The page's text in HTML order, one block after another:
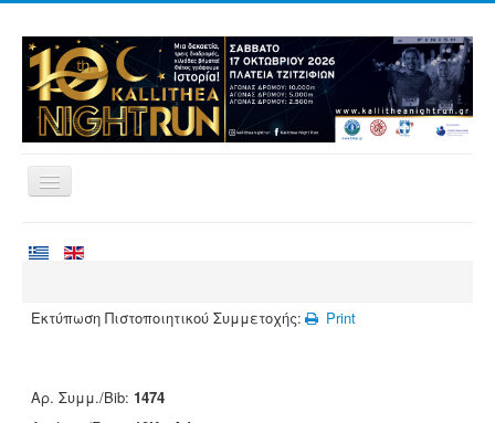
Εκτύπωση Πιστοποιητικού Συμμετοχής: Print
Αρ. Συμμ./Bib: 1474